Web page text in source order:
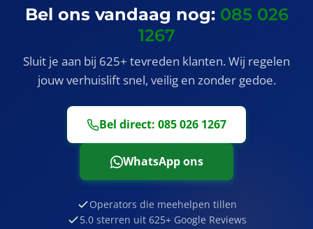
Bel ons vandaag nog: 085 026
1267
Sluit je aan bij 625+ tevreden klanten. Wij regelen
jouw verhuislift snel, veilig en zonder gedoe.
Bel direct: 085 026 1267
WhatsApp ons
Operators die meehelpen tillen
5.0 sterren uit 625+ Google Reviews